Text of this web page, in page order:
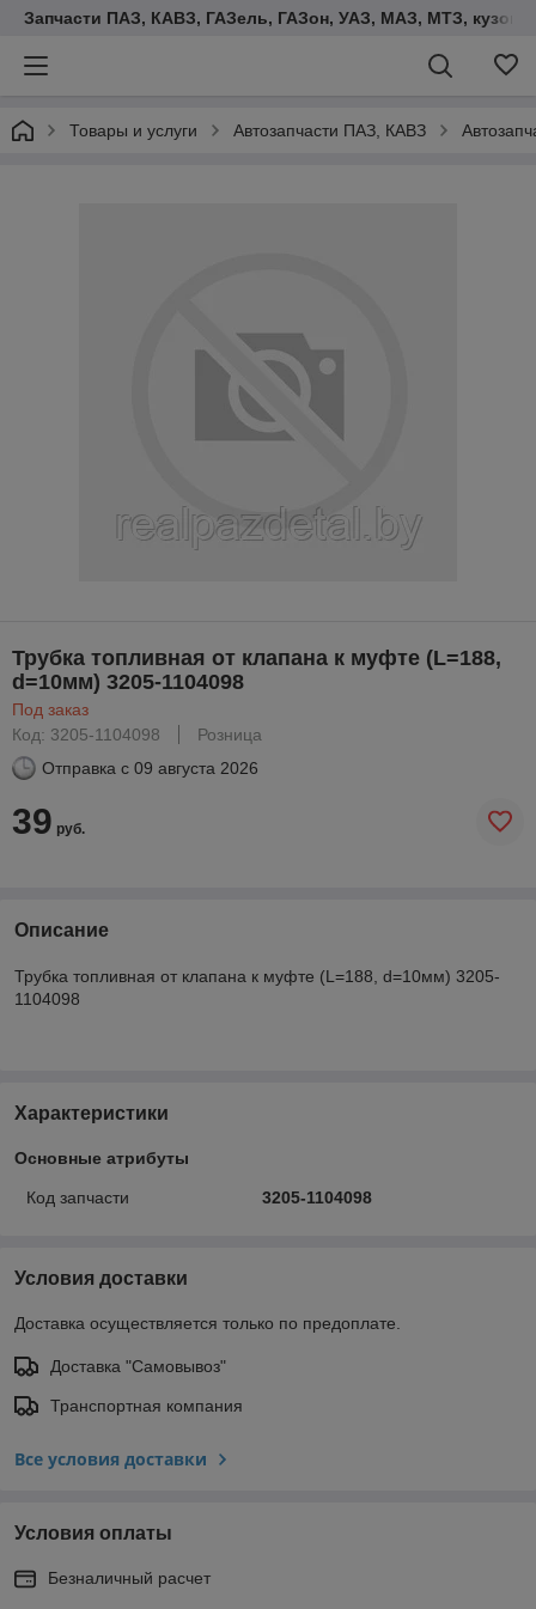
Запчасти ПАЗ, КАВЗ, ГАЗель, ГАЗон, УАЗ, МАЗ, МТЗ,
Товары и услуги Автозапчасти ПАЗ, КАВЗ
Трубка топливная от клапана к муфте (L=188,
d=10мм) 3205-1104098
Под заказ
Код: 3205-1104098
Розница
Отправка с 09 августа 2026
39 руб.
Описание
Трубка топливная от клапана к муфте (L=188, d=10мм) 3205-
1104098
Характеристики
Основные атрибуты
Код запчасти 3205-1104098
Условия доставки
Доставка осуществляется только по предоплате.
Доставка "Самовывоз"
Транспортная компания
Все условия доставки
Условия оплаты
Безналичный расчет